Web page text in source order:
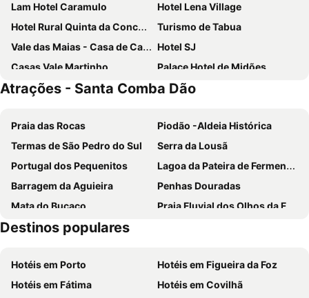
Lam Hotel Caramulo
Hotel Lena Village
Hotel Rural Quinta da Conchada
Turismo de Tabua
Vale das Maias - Casa de Campo
Hotel SJ
Casas Vale Martinho
Palace Hotel de Midões
Kualquer Koisa
Inn Caramulo Hotel
O Palheiro
Encontro no Rio
Hotel Estalagem do Caramulo
Quinta Da Lontra
Quinta Da Ribeira
Parque Tematico Vale De Mouro
Casa Lagar Do Miradoyro
Hotel Quinta de Bispos
Stroganov
Quinta Do Rio Alva
Hotel Palacete do Mondego
Atrações - Santa Comba Dão
Praia das Rocas
Piodão -Aldeia Histórica
Termas de São Pedro do Sul
Serra da Lousã
Portugal dos Pequenitos
Lagoa da Pateira de Fermentelos
Barragem da Aguieira
Penhas Douradas
Mata do Buçaco
Praia Fluvial dos Olhos da Fervença
Montebelo Golfe
Baixa de Coimbra
Praia Fluvial da Peneda
Estádio Cidade de Coimbra
Fluvial de Avô
Destinos populares
Hotéis em Porto
Hotéis em Figueira da Foz
Hotéis em Fátima
Hotéis em Covilhã